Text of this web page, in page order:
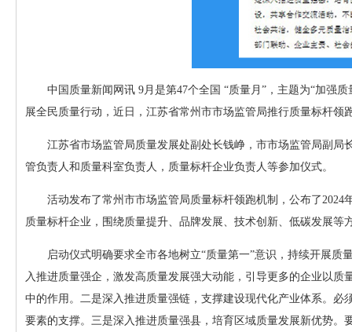
中国质量新闻网讯 9月是第47个全国 “质量月”，主题为“加强
展全民质量行动，近日，江苏省常州市市场监管局推行质量标杆领
江苏省市场监管局质量发展处副处长钱峥，市市场监管局副
管负责人和质量科室负责人，质量标杆企业负责人等参加仪式。
活动发布了常州市市场监管局质量标杆领跑机制，公布了
质量标杆企业，围绕质量提升、品牌发展、技术创新、低碳发展
启动仪式明确要求全市各地树立“质量第一”意识，持续开展
入推进质量强企，激发高质量发展强大动能，引导更多的企业以
中的作用。二是深入推进质量强链，支撑建设现代化产业体系。
要素的支撑。三是深入推进质量强县，培育区域质量发展新优势